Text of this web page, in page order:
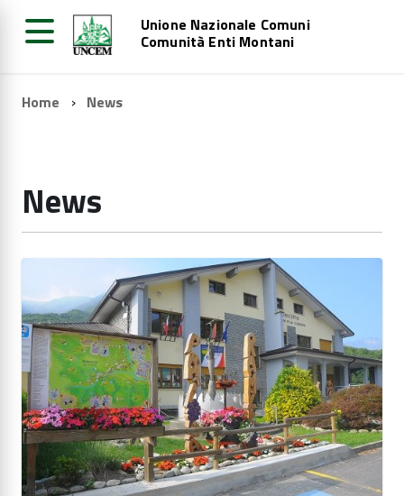
Unione Nazionale Comuni
Comunità Enti Montani
Home News
News